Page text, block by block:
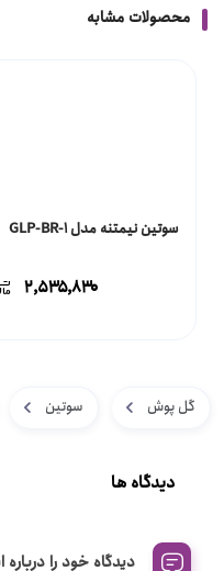
محصولات مشابه
سوتین نیمتنه مدل GLP-BR-1
۲,۵۳۵,۸۳۰
گل پوش سوتین
دیدگاه ها
دیدگاه خود را درباره